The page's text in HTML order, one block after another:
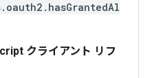
クライアント リフ